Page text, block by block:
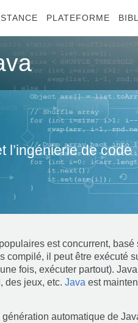
PLATEFORME
l’ingénierie de code
est concurrent,
compilé, il peut être exécuté
fois, exécuter partout).
des jeux, etc. Java est
automatique de